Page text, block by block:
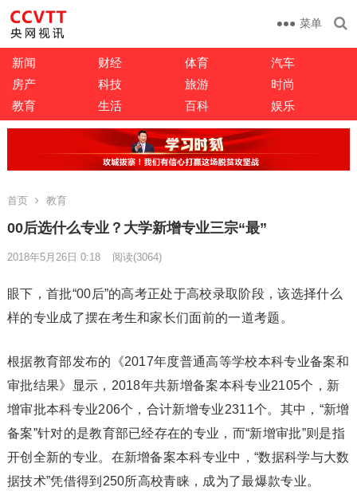
菜单
新闻 财经 体育
汽车
房产
科技 旅游
时尚
教育
生活 百科 娱乐
首页 教育
00后选什么专业？大学新增专业三宗“最”
2018年5月26日 0:18 阅读(3064)
眼下，首批“00后”的高考正处于高校录取阶段，该选择什么
样的专业成了摆在考生和家长们面前的一道考题。
根据教育部发布的《2017年度普通高等学校本科专业备案和
审批结果》显示，2018年共新增备案本科专业2105个，新
增审批本科专业206个，合计新增专业2311个。其中，“新增
备案”针对的是教育部已经存在的专业，而“新增审批”则是指
开创全新的专业。在新增备案本科专业中，“数据科学与大数
据技术”凭借得到250所高校青睐，成为了最爆款专业。